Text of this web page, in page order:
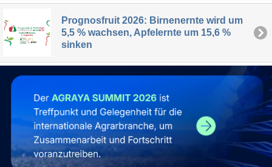
Prognosfruit 2026: Birnenernte wird um
5,5 % wachsen, Apfelernte um 15,6 %
sinken